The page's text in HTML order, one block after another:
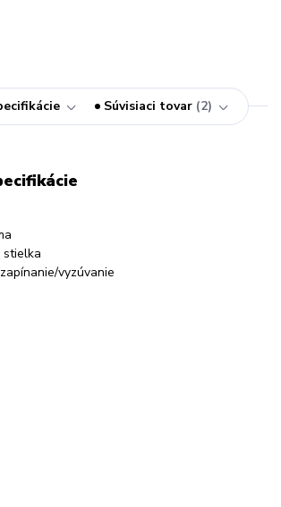
Súvisiaci tovar 2
vyzúvanie